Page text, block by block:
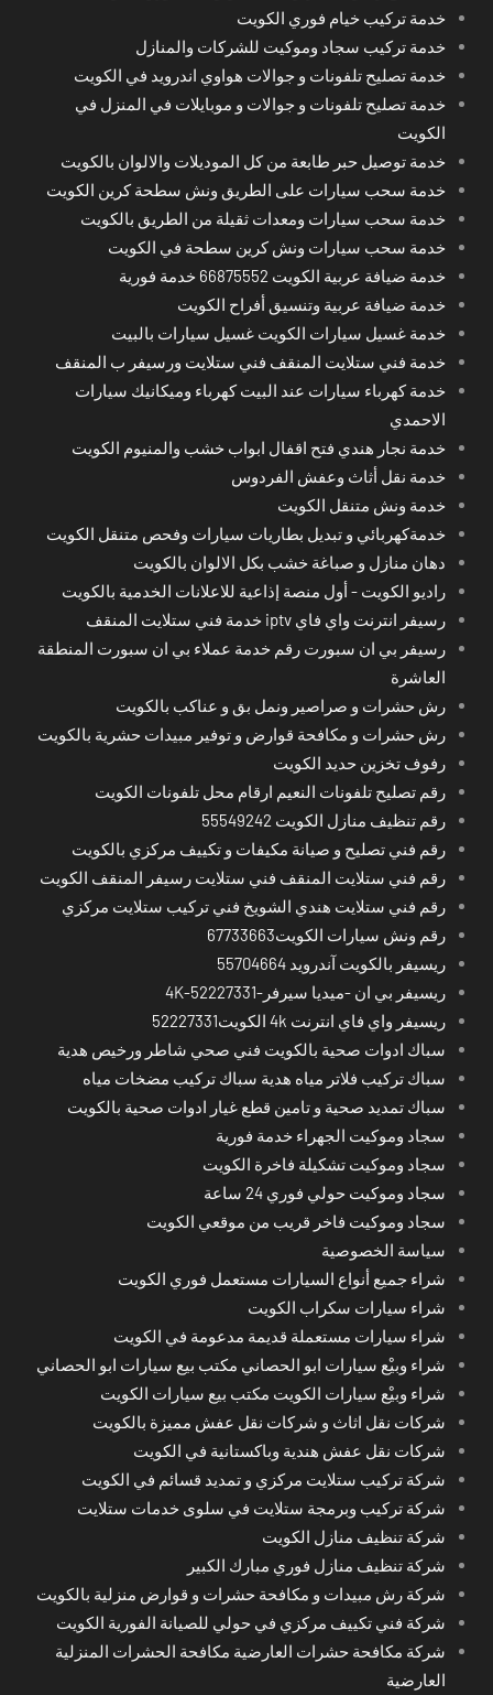
خدمة تركيب خيام فوري الكويت
خدمة تركيب سجاد وموكيت للشركات والمنازل
خدمة تصليح تلفونات و جوالات هواوي اندرويد في الكويت
خدمة تصليح تلفونات و جوالات و موبايلات في المنزل في
الكويت
خدمة توصيل حبر طابعة من كل الموديلات والالوان بالكويت
خدمة سحب سيارات على الطريق ونش سطحة كرين الكويت
خدمة سحب سيارات ومعدات ثقيلة من الطريق بالكويت
خدمة سحب سيارات ونش كرين سطحة في الكويت
خدمة ضيافة عربية الكويت 66875552 خدمة فورية
خدمة ضيافة عربية وتنسيق أفراح الكويت
خدمة غسيل سيارات الكويت غسيل سيارات بالبيت
خدمة فني ستلايت المنقف فني ستلايت ورسيفر ب المنقف
خدمة كهرباء سيارات عند البيت كهرباء وميكانيك سيارات
الاحمدي
خدمة نجار هندي فتح اقفال ابواب خشب والمنيوم الكويت
خدمة نقل أثاث وعفش الفردوس
خدمة ونش متنقل الكويت
خدمةكهربائي و تبديل بطاريات سيارات وفحص متنقل الكويت
دهان منازل و صباغة خشب بكل الالوان بالكويت
راديو الكويت - أول منصة إذاعية للاعلانات الخدمية بالكويت
رسيفر انترنت واي فاي iptv خدمة فني ستلايت المنقف
رسيفر بي ان سبورت رقم خدمة عملاء بي ان سبورت المنطقة
العاشرة
رش حشرات و صراصير ونمل بق و عناكب بالكويت
رش حشرات و مكافحة قوارض و توفير مبيدات حشرية بالكويت
رفوف تخزين حديد الكويت
رقم تصليح تلفونات النعيم ارقام محل تلفونات الكويت
رقم تنظيف منازل الكويت 55549242
رقم فني تصليح و صيانة مكيفات و تكييف مركزي بالكويت
رقم فني ستلايت المنقف فني ستلايت رسيفر المنقف الكويت
رقم فني ستلايت هندي الشويخ فني تركيب ستلايت مركزي
رقم ونش سيارات الكويت67733663
ريسيفر بالكويت آندرويد 55704664
ريسيفر بي ان -ميديا سيرفر-4K-52227331
ريسيفر واي فاي انترنت 4k الكويت52227331
سباك ادوات صحية بالكويت فني صحي شاطر ورخيص هدية
سباك تركيب فلاتر مياه هدية سباك تركيب مضخات مياه
سباك تمديد صحية و تامين قطع غيار ادوات صحية بالكويت
سجاد وموكيت الجهراء خدمة فورية
سجاد وموكيت تشكيلة فاخرة الكويت
سجاد وموكيت حولي فوري 24 ساعة
سجاد وموكيت فاخر قريب من موقعي الكويت
سياسة الخصوصية
شراء جميع أنواع السيارات مستعمل فوري الكويت
شراء سيارات سكراب الكويت
شراء سيارات مستعملة قديمة مدعومة في الكويت
شراء وبيْع سيارات ابو الحصاني مكتب بيع سيارات ابو الحصاني
شراء وبيْع سيارات الكويت مكتب بيع سيارات الكويت
شركات نقل اثاث و شركات نقل عفش مميزة بالكويت
شركات نقل عفش هندية وباكستانية في الكويت
شركة تركيب ستلايت مركزي و تمديد قسائم في الكويت
شركة تركيب وبرمجة ستلايت في سلوى خدمات ستلايت
شركة تنظيف منازل الكويت
شركة تنظيف منازل فوري مبارك الكبير
شركة رش مبيدات و مكافحة حشرات و قوارض منزلية بالكويت
شركة فني تكييف مركزي في حولي للصيانة الفورية الكويت
شركة مكافحة حشرات العارضية مكافحة الحشرات المنزلية
العارضية